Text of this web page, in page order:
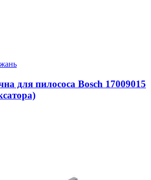
для пилососа Bosch 17009015